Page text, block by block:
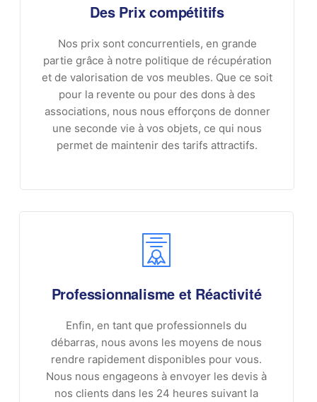
Des Prix compétitifs
Nos prix sont concurrentiels, en grande
partie grâce à notre politique de récupération
et de valorisation de vos meubles. Que ce soit
pour la revente ou pour des dons à des
associations, nous nous efforçons de donner
une seconde vie à vos objets, ce qui nous
permet de maintenir des tarifs attractifs.
Professionnalisme et Réactivité
Enfin, en tant que professionnels du
débarras, nous avons les moyens de nous
rendre rapidement disponibles pour vous.
Nous nous engageons à envoyer les devis à
nos clients dans les 24 heures suivant la